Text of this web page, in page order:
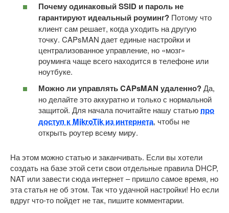
Почему одинаковый SSID и пароль не
гарантируют идеальный роуминг? Потому что
клиент сам решает, когда уходить на другую
точку. CAPsMAN дает единые настройки и
централизованное управление, но «мозг»
роуминга чаще всего находится в телефоне или
ноутбуке.
Можно ли управлять CAPsMAN удаленно?Да,
но делайте это аккуратно и только с нормальной
защитой. Для начала почитайте нашу статью про
доступ к MikroTik из интернета, чтобы не
открыть роутер всему миру.
На этом можно статью и заканчивать. Если вы хотели
создать на базе этой сети свои отдельные правила DHCP,
NAT или завести сюда интернет – пришло самое время, но
эта статья не об этом. Так что удачной настройки! Но если
вдруг что-то пойдет не так, пишите комментарии.